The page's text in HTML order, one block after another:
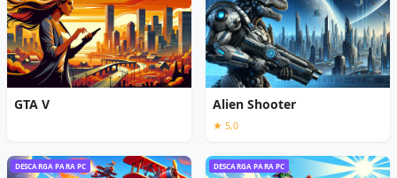
GTA V Alien Shooter
★ 5,0
DESCARGA PARA PC DESCARGA PARA PC